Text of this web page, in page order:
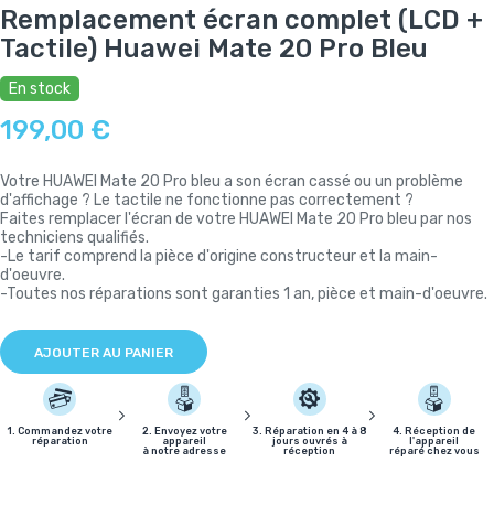
Remplacement écran complet (LCD +
Tactile) Huawei Mate 20 Pro Bleu
En stock
199,00 €
Votre HUAWEI Mate 20 Pro bleu a son écran cassé ou un problème
d'affichage ? Le tactile ne fonctionne pas correctement ?
Faites remplacer l'écran de votre HUAWEI Mate 20 Pro bleu par nos
techniciens qualifiés.
-Le tarif comprend la pièce d'origine constructeur et la main-
d'oeuvre.
-Toutes nos réparations sont garanties 1 an, pièce et main-d'oeuvre.
AJOUTER AU PANIER
1. Commandez votre
réparation
2. Envoyez votre
appareil
à notre adresse
3. Réparation en 4 à 8
jours ouvrés à
réception
4. Réception de
l'appareil
réparé chez vous